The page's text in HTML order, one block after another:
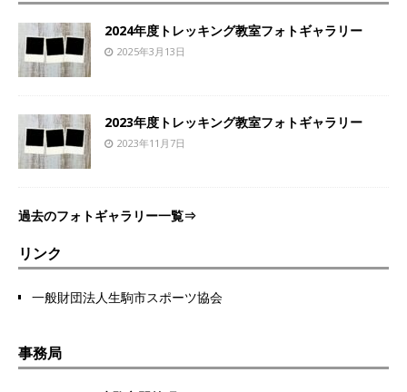
2024年度トレッキング教室フォトギャラリー
2025年3月13日
2023年度トレッキング教室フォトギャラリー
2023年11月7日
過去のフォトギャラリー一覧⇒
リンク
一般財団法人生駒市スポーツ協会
事務局